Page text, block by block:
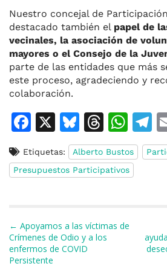
Nuestro concejal de
destacado también el papel de
vecinales, la asociación de
mayores o el Consejo de la
parte de las entidades que más
este proceso, agradeciendo y
colaboración.
F
c
e
o
o
k
X
Bl
u
e
s
y
T
h
re
a
s
W
h
at
s
p
T
e
Etiquetas: Alberto Bustos
Presupuestos Participativos
Navegación de entradas
← Apoyamos a las víctimas de
Crímenes de Odio y a los
enfermos de COVID
Persistente